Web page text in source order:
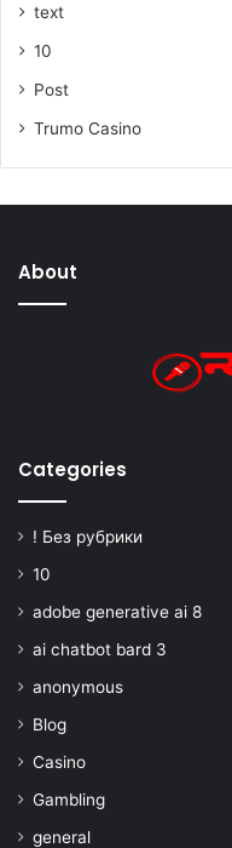
text
10
Post
Trumo Casino
About
Categories
! Без рубрики
10
adobe generative ai 8
ai chatbot bard 3
anonymous
Blog
Casino
Gambling
general